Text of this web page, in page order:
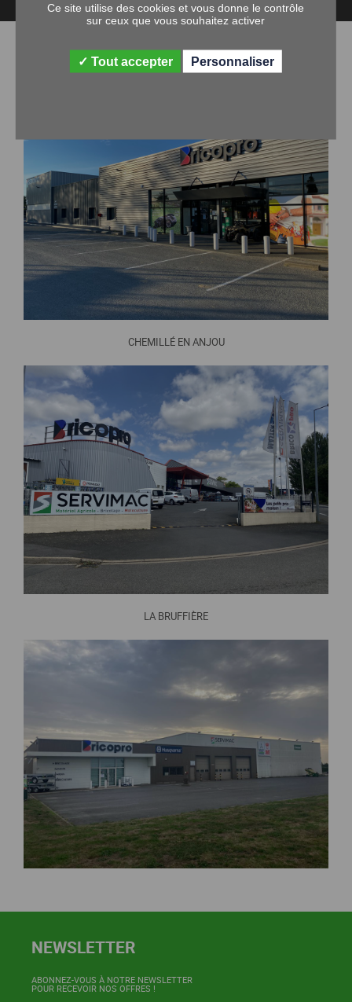
NOS MAGASINS
JALLAIS
CHEMILLÉ EN ANJOU
LA BRUFFIÈRE
NEWSLETTER
ABONNEZ-VOUS À NOTRE NEWSLETTER
POUR RECEVOIR NOS OFFRES !
Ce site utilise des cookies et vous donne le contrôle
sur ceux que vous souhaitez activer
Tout accepter Personnaliser